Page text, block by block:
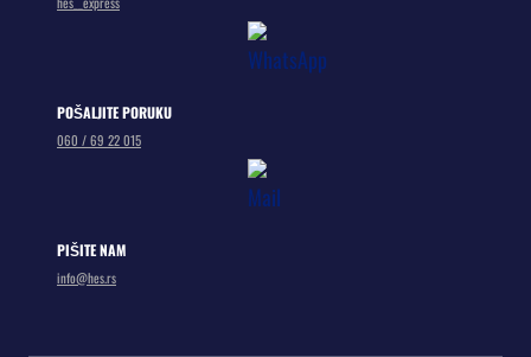
POŠALJITE PORUKU
060 / 69 22 015
PIŠITE NAM
info@hes.rs